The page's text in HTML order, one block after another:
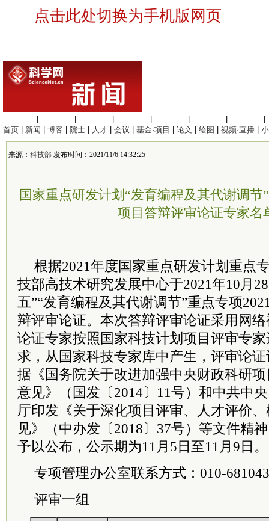
点击此处切换为手机版网页
首页
新闻 博客 院士 人才 会议 基金·项目 论文 绘图 视频·直播
来源： 科技部 发布时间：2021/11/6 14:32:25
国家重点研发计划“发育编程及其代谢调节
项目答辩评审论证专家名
根据2021年度国家重点研发计划重点
技部高技术研究发展中心于2021年10月
五”“发育编程及其代谢调节”重点专项
辩评审论证。本次答辩评审论证采用网
论证专家按照国家科技计划项目评审专
求，从国家科技专家库中产生，评审论
据《国务院关于改进加强中央财政科研
意见》（国发〔2014〕11号）和中共中
厅印发《关于深化项目评审、人才评价
见》（中办发〔2018〕37号）等文件精
予以公布，公示期为11月5日至11月9日。
专项管理办公室联系方式：010-
评审一组